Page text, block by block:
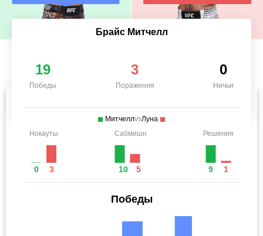
Брайс Митчелл
19
Победы
3
Поражения
0
Ничьи
МитчеллvsЛуна
Нокауты
0 3
Сабмишн
10 5
Решения
9 1
Победы